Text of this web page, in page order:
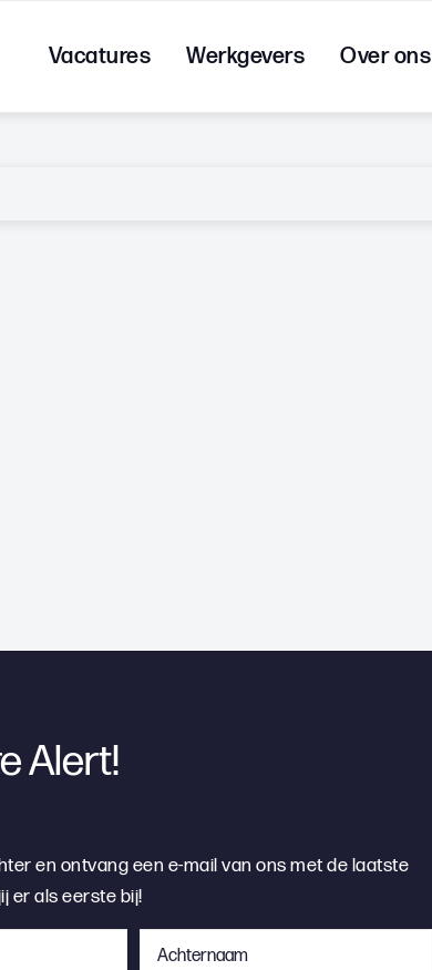
Vacatures Werkgevers Over ons
Alert!
en ontvang een e-mail van ons met de laatste
er als eerste bij!
Achternaam